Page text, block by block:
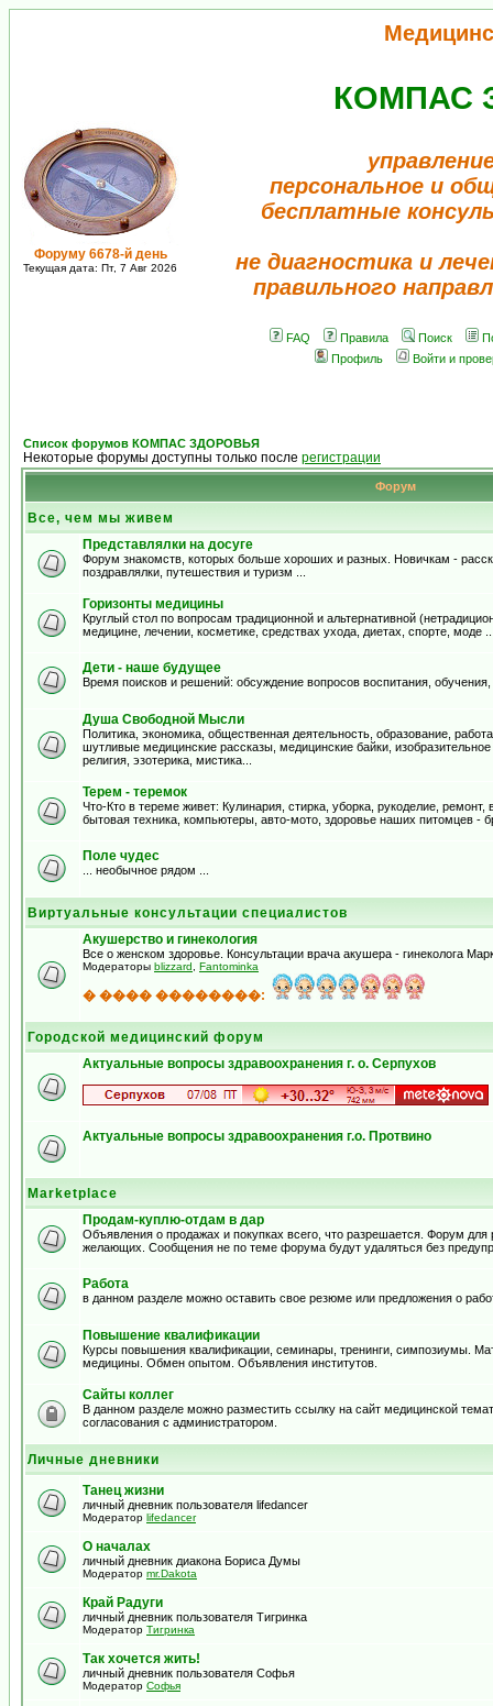
Форуму 6678-й день
Текущая дата: Пт, 7 Авг 2026
КОМПАС
персональное и
бесплатные
не диагностика и
правильного
FAQ Правила Поиск
Профиль
Войти и
Список форумов КОМПАС ЗДОРОВЬЯ
Некоторые форумы доступны только после регистрации
Форум
Все, чем мы живем
Представлялки на досуге
Форум знакомств, которых больше хороших и разных. Новичкам -
поздравлялки, путешествия и туризм ...
Горизонты медицины
Круглый стол по вопросам традиционной и альтернативной
медицине, лечении, косметике, средствах ухода, диетах, спорте, моде
Дети - наше будущее
Время поисков и решений: обсуждение вопросов воспитания,
Душа Свободной Мысли
Политика, экономика, общественная деятельность, образование,
шутливые медицинские рассказы, медицинские байки,
религия, эзотерика, мистика...
Терем - теремок
Что-Кто в тереме живет: Кулинария, стирка, уборка, рукоделие,
бытовая техника, компьютеры, авто-мото, здоровье наших питомцев -
Поле чудес
... необычное рядом ...
Виртуальные консультации специалистов
Акушерство и гинекология
Все о женском здоровье. Консультации врача акушера - гинеколога
Модераторы blizzard Fantominka
� ���� ��������:
Городской медицинский форум
Актуальные вопросы здравоохранения г. о. Серпухов
Актуальные вопросы здравоохранения г.о. Протвино
Marketplace
Продам-куплю-отдам в дар
Объявления о продажах и покупках всего, что разрешается. Форум
желающих. Сообщения не по теме форума будут удаляться без
Работа
в данном разделе можно оставить свое резюме или предложения о
Повышение квалификации
Курсы повышения квалификации, семинары, тренинги, симпозиумы.
медицины. Обмен опытом. Объявления институтов.
Сайты коллег
В данном разделе можно разместить ссылку на сайт медицинской
согласования с администратором.
Личные дневники
Танец жизни
личный дневник пользователя lifedancer
Модератор lifedancer
О началах
личный дневник диакона Бориса Думы
Модератор mr.Dakota
Край Радуги
личный дневник пользователя Тигринка
Модератор Тигринка
Так хочется жить!
личный дневник пользователя Софья
Модератор Софья